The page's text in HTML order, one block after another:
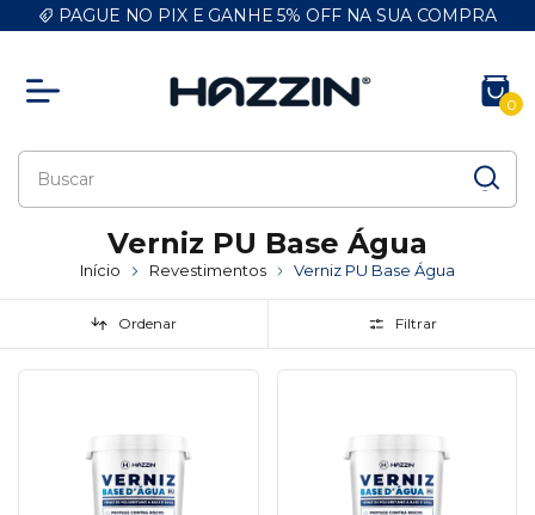
PAGUE NO PIX E GANHE 5% OFF NA SUA COMPRA
0
Verniz PU Base Água
Início Revestimentos Verniz PU Base Água
Ordenar Filtrar